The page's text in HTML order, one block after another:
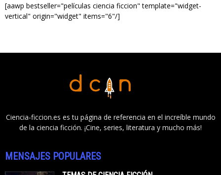
[aawp bestseller="películas ciencia ficcion" template="widget-
vertical" origin="widget" items="6"/]
Ciencia-ficcion.es es tu página de referencia en el increíble mundo
de la ciencia ficción. ¡Cine, series, literatura y mucho más!
MENSAJES POPULARES